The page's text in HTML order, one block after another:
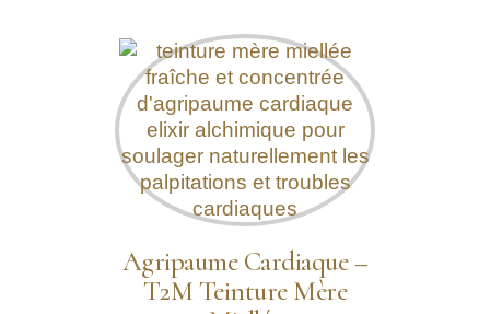
Agripaume Cardiaque –
T2M Teinture Mère